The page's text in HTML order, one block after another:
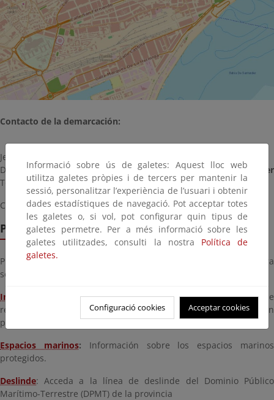
Contacto de la demarcación:
Jefe/a de la Demarcación:
Dirección y teléfono:C/Juan de Herrera 18, 2º.39002 Santander
Tel.
942 395 800
Correo electrónico:buzon-dccantabria@miteco.es
Pestañas temáticas interactivas
Pinche en las pestañas de la zona superior de la imagen para
seleccionar una temática
Inversiones
Obras y proyectos a realizar, en ejecución o de
reciente terminación. Puede ver el detalle de cada actuación
pinchando sobre su punto en el mapa.
Espacios marinos:
Información sobre los espacios marinos
protegidos.
Deslinde: Acceda a la línea de deslinde del Dominio Público
Marítimo-Terrestre (DPMT) de la provincia
Informació sobre ús de galetes: Aquest lloc web
utilitza galetes pròpies i de tercers per mantenir la
sessió, personalitzar l’experiència de l’usuari i obtenir
dades estadístiques de navegació. Pot acceptar totes
les galetes o, si vol, pot configurar quin tipus de
galetes permetre. Per a més informació sobre les
galetes utilitzades, consulti la nostra Política de
galetes.
Configuració cookies Acceptar cookies